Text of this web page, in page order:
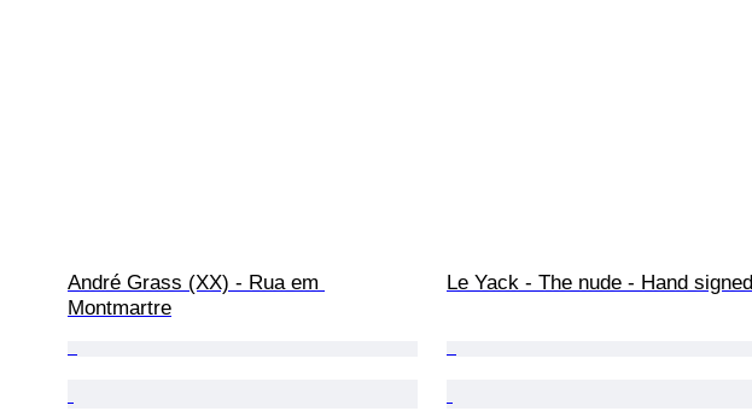
André Grass (XX) - Rua em
Montmartre
Le Yack - The nude - Hand signed